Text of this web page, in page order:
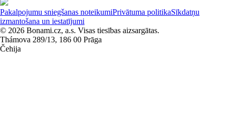
Pakalpojumu sniegšanas noteikumiPrivātuma politikaSīkdatņu
izmantošana un iestatījumi
© 2026 Bonami.cz, a.s. Visas tiesības aizsargātas.
Thámova 289/13, 186 00 Prāga
Čehija